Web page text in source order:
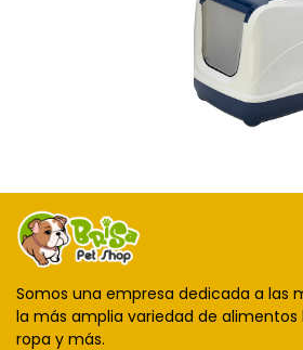
Somos una empresa dedicada a las
la más amplia variedad de
ropa y más.